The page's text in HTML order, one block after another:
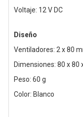
Voltaje: 12 V DC
Diseño
Ventiladores: 2 x 80
Dimensiones: 80 x 80
Peso: 60 g
Color: Blanco